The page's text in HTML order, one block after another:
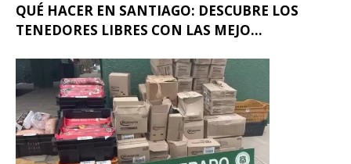
QUÉ HACER EN SANTIAGO: DESCUBRE LOS
TENEDORES LIBRES CON LAS MEJO...